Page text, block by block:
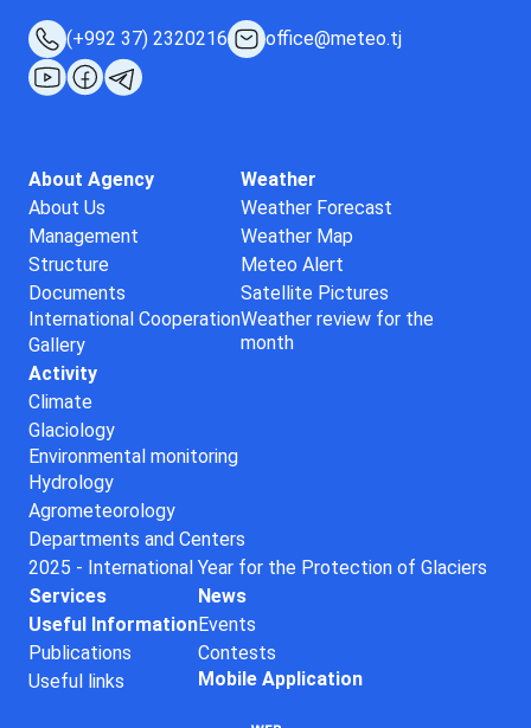
(+992 37) 2320216 office@meteo.tj
About Agency
About Us
Management
Structure
Documents
International Cooperation
Gallery
Weather
Weather Forecast
Weather Map
Meteo Alert
Satellite Pictures
Weather review for the
month
Activity
Climate
Glaciology
Environmental monitoring
Hydrology
Agrometeorology
Departments and Centers
2025 - International Year for the Protection of Glaciers
Services
Useful Information
Publications
Useful links
News
Events
Contests
Mobile Application